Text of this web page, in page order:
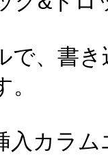
で、書
入カラ